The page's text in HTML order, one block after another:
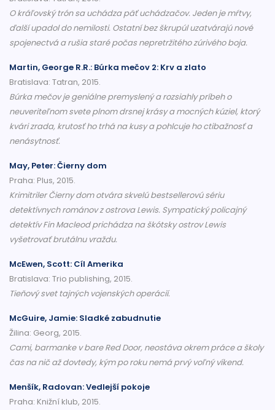
O kráľovský trón sa uchádza päť uchádzačov. Jeden je mŕtvy,
ďalší upadol do nemilosti. Ostatní bez škrupúl uzatvárajú nové
spojenectvá a rušia staré počas nepretržitého zúrivého boja.
Martin, George R.R.: Búrka mečov 2: Krv a zlato
Bratislava: Tatran, 2015.
Búrka mečov je geniálne premyslený a rozsiahly príbeh o
neuveriteľnom svete plnom drsnej krásy a mocných kúziel, ktorý
kvári zrada, krutosť ho trhá na kusy a pohlcuje ho ctibažnosť a
nenásytnosť.
May, Peter: Čierny dom
Praha: Plus, 2015.
Krimitriler Čierny dom otvára skvelú bestsellerovú sériu
detektívnych románov z ostrova Lewis. Sympatický policajný
detektív Fin Macleod prichádza na škótsky ostrov Lewis
vyšetrovať brutálnu vraždu.
McEwen, Scott: Cíl Amerika
Bratislava: Trio publishing, 2015.
Tieňový svet tajných vojenských operácií.
McGuire, Jamie: Sladké zabudnutie
Žilina: Georg, 2015.
Cami, barmanke v bare Red Door, neostáva okrem práce a školy
čas na nič až dovtedy, kým po roku nemá prvý voľný víkend.
Menšík, Radovan: Vedlejší pokoje
Praha: Knižní klub, 2015.